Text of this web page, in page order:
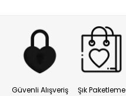
Güvenli Alışveriş Şık Paketleme